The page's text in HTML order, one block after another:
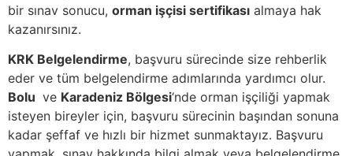
bir sınav sonucu, orman işçisi sertifikası almaya hak
kazanırsınız.
KRK Belgelendirme, başvuru sürecinde size rehberlik
eder ve tüm belgelendirme adımlarında yardımcı olur.
Bolu ve Karadeniz Bölgesi‘nde orman işçiliği yapmak
isteyen bireyler için, başvuru sürecinin başından sonuna
kadar şeffaf ve hızlı bir hizmet sunmaktayız. Başvuru